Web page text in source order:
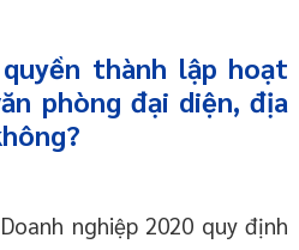
thành lập hoạt
phòng đại diện, địa
nghiệp 2020 quy định